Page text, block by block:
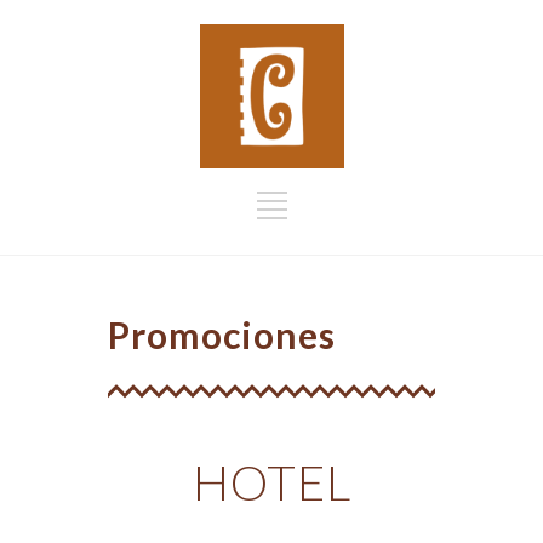
Promociones
HOTEL